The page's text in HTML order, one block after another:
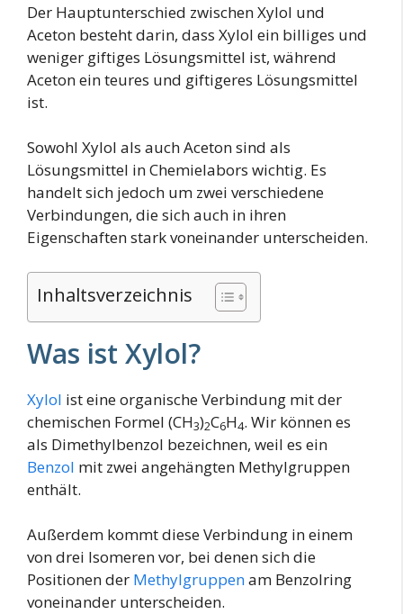
Der Hauptunterschied zwischen Xylol und
Aceton besteht darin, dass Xylol ein billiges und
weniger giftiges Lösungsmittel ist, während
Aceton ein teures und giftigeres Lösungsmittel
ist.
Sowohl Xylol als auch Aceton sind als
Lösungsmittel in Chemielabors wichtig. Es
handelt sich jedoch um zwei verschiedene
Verbindungen, die sich auch in ihren
Eigenschaften stark voneinander unterscheiden.
Inhaltsverzeichnis
Was ist Xylol?
Xylol ist eine organische Verbindung mit der
chemischen Formel (CH3)2C6H4. Wir können es
als Dimethylbenzol bezeichnen, weil es ein
Benzol mit zwei angehängten Methylgruppen
enthält.
Außerdem kommt diese Verbindung in einem
von drei Isomeren vor, bei denen sich die
Positionen der Methylgruppenam Benzolring
voneinander unterscheiden.